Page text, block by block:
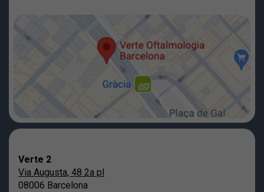
Verte 2
Via Augusta, 48 2a pl
08006 Barcelona